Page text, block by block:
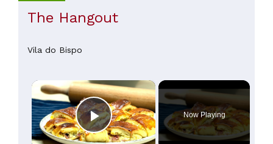
The Hangout
Vila do Bispo
×
Play Video
Now Playing